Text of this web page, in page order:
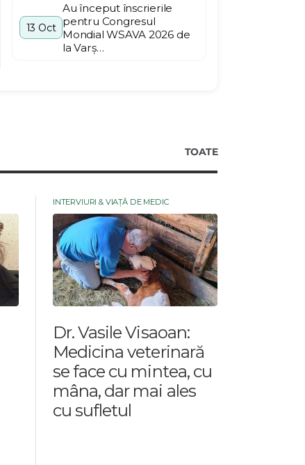
13 Oct
Au început înscrierile
pentru Congresul
Mondial WSAVA 2026 de
la Varș…
TOATE
INTERVIURI & VIAȚĂ DE MEDIC
Dr. Vasile Visaoan:
Medicina veterinară
se face cu mintea, cu
mâna, dar mai ales
cu sufletul